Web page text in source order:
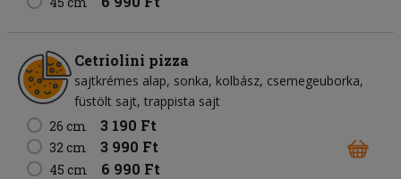
Cetriolini pizza
sajtkrémes alap sonka kolbász csemegeuborka
füstölt sajt trappista sajt
26 cm
3 190 Ft
32 cm 3 990 Ft
45 cm 6 990 Ft